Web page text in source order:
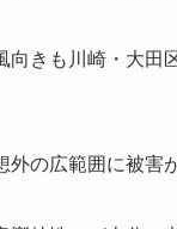
向きも川崎・大田
外の広範囲に被害